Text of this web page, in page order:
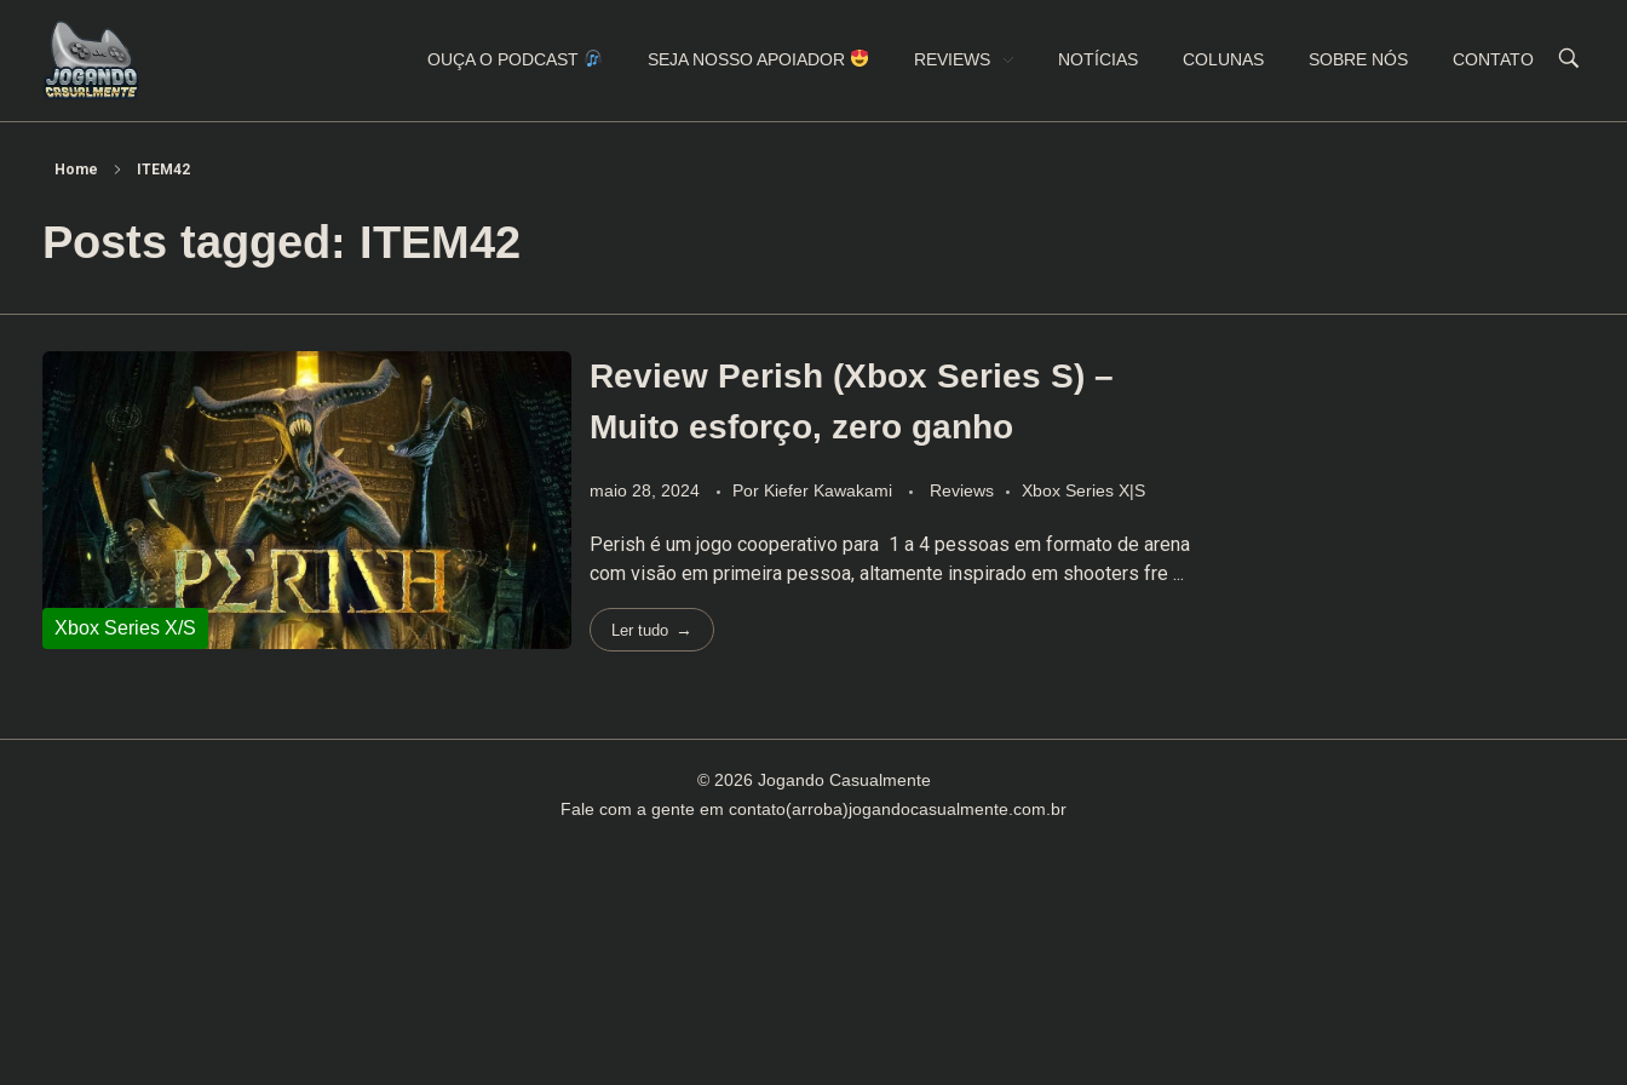
OUÇA O PODCAST SEJA NOSSO APOIADOR REVIEWS NOTÍCIAS COLUNAS SOBRE NÓS CONTATO
Home ITEM42
Posts tagged: ITEM42
Review Perish (Xbox Series S) –
Muito esforço, zero ganho
maio 28, 2024 Por Kiefer Kawakami Reviews Xbox Series X|S
Perish é um jogo cooperativo para 1 a 4 pessoas em formato de arena
com visão em primeira pessoa, altamente inspirado em shooters fre ...
Ler tudo
© 2026 Jogando Casualmente
Fale com a gente em contato(arroba)jogandocasualmente.com.br